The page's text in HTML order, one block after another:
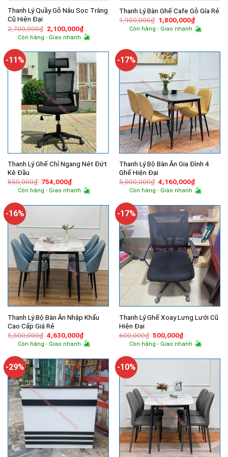
Thanh Lý Quầy Gỗ Nâu Sọc Trắng
Cũ Hiện Đại
2,700,000₫ Giá
gốc
là:
2,100,000₫Giá
hiện
tại
2,100,000₫.
Còn hàng - Giao nhanh
Thanh Lý Bàn Ghế Cafe Gỗ Gía Rẻ
1,950,000₫ Giá
gốc
là:
1,800,000₫Giá
hiện
tại
Còn hàng - Giao nhanh
-11%
Thanh Lý Ghế Chỉ Ngang Nét Đứt
Kê Đầu
850,000₫ Giá
gốc
là:
754,000₫Giá
hiện
tại
754,000₫.
Còn hàng - Giao nhanh
-17%
Thanh Lý Bộ Bàn Ăn Gia Đình 4
Ghế Hiện Đại
5,000,000₫ Giá
gốc
là:
4,160,000₫Giá
hiện
tại
Còn hàng - Giao nhanh
-16%
Thanh Lý Bộ Bàn Ăn Nhập Khẩu
Cao Cấp Giá Rẻ
5,500,000₫ Giá
gốc
là:
4,630,000₫Giá
hiện
tại
4,630,000₫.
Còn hàng - Giao nhanh
-17%
Thanh Lý Ghế Xoay Lưng Lưới Cũ
Hiện Đại
600,000₫ Giá
gốc
là:
500,000₫Giá
hiện
tại
500,000₫.
Còn hàng - Giao nhanh
-29% -10%